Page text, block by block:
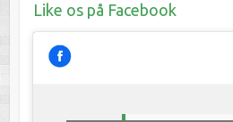
Like os på Facebook